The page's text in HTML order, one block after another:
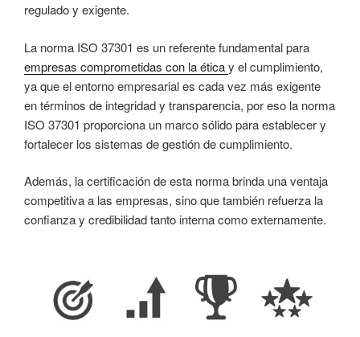
regulado y exigente.
La norma ISO 37301 es un referente fundamental para
empresas comprometidas con la éticay el cumplimiento,
ya que el entorno empresarial es cada vez más exigente
en términos de integridad y transparencia, por eso la norma
ISO 37301 proporciona un marco sólido para establecer y
fortalecer los sistemas de gestión de cumplimiento.
Además, la certificación de esta norma brinda una ventaja
competitiva a las empresas, sino que también refuerza la
confianza y credibilidad tanto interna como externamente.